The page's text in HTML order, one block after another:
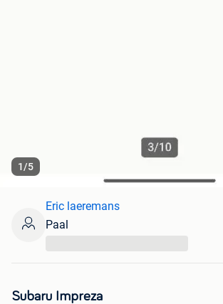
1/5
Subaru Impreza
Eric laeremans
Paal